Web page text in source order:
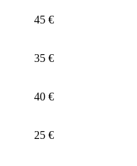
45 €
35 €
40 €
25 €